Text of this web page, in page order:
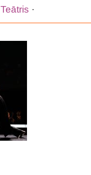
Teātris ·